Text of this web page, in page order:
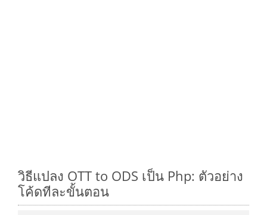
วิธีแปลง OTT to ODS เป็น Php: ตัวอย่าง
โค้ดทีละขั้นตอน